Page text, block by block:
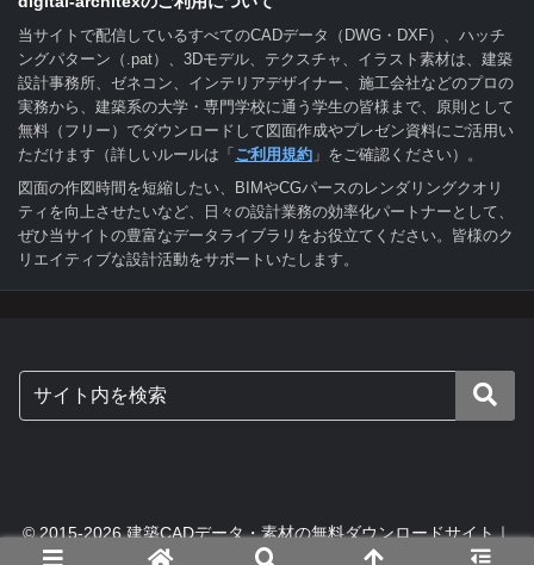
当サイトで配信しているすべてのCADデータ（DWG・DXF）、ハッチ
ングパターン（.pat）、3Dモデル、テクスチャ、イラスト素材は、建築
設計事務所、ゼネコン、インテリアデザイナー、施工会社などのプロの
実務から、建築系の大学・専門学校に通う学生の皆様まで、原則として
無料（フリー）でダウンロードして図面作成やプレゼン資料にご活用い
ただけます（詳しいルールは「 ご利用規約 」をご確認ください）。
図面の作図時間を短縮したい、BIMやCGパースのレンダリングクオリ
ティを向上させたいなど、日々の設計業務の効率化パートナーとして、
ぜひ当サイトの豊富なデータライブラリをお役立てください。皆様のク
リエイティブな設計活動をサポートいたします。
© 2015-2026 建築CADデータ・素材の無料ダウンロードサイト｜